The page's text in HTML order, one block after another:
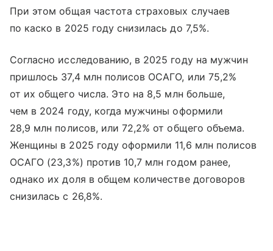
При этом общая частота страховых случаев
по каско в 2025 году снизилась до 7,5%.
Согласно исследованию, в 2025 году на мужчин
пришлось 37,4 млн полисов ОСАГО, или 75,2%
от их общего числа. Это на 8,5 млн больше,
чем в 2024 году, когда мужчины оформили
28,9 млн полисов, или 72,2% от общего объема.
Женщины в 2025 году оформили 11,6 млн полисов
ОСАГО (23,3%) против 10,7 млн годом ранее,
однако их доля в общем количестве договоров
снизилась с 26,8%.